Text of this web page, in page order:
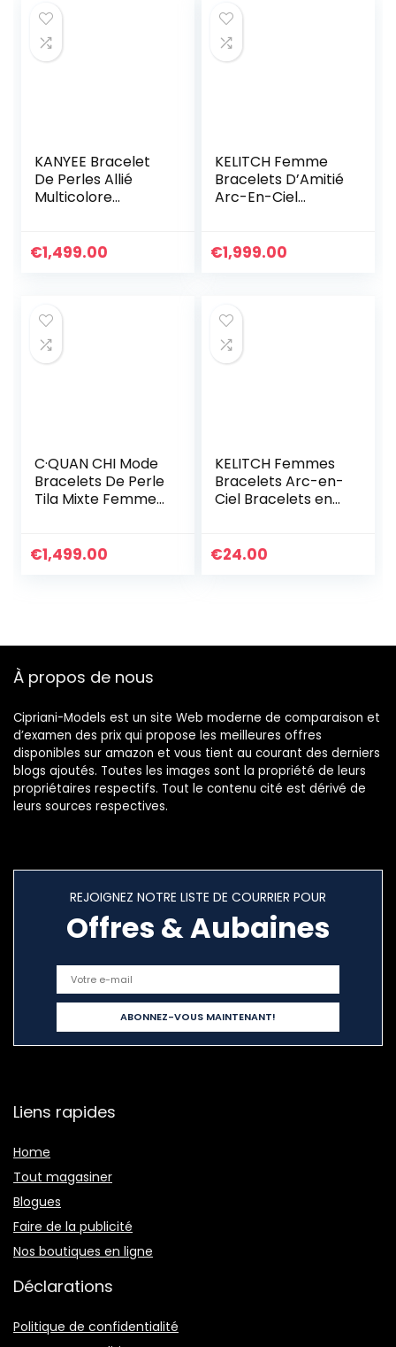
Personnalisé
Graduation
Cadeaux
KANYEE Bracelet
De Perles Allié
Multicolore
Fait A La Main pour
€1,499.00
KELITCH Femme
Bracelets D’Amitié
Arc-En-Ciel
Main Bracelets
€1,999.00
C·QUAN CHI Mode
Bracelets De Perle
Tila Mixte Femmes
Bracelets Bons
€1,499.00
KELITCH Femmes
Bracelets Arc-en-
Ciel Bracelets en
Colorés Fait À La
€24.00
À propos de nous
Cipriani-Models est un site Web moderne de comparaison et
d’examen des prix qui propose les meilleures offres
disponibles sur amazon et vous tient au courant des derniers
blogs ajoutés. Toutes les images sont la propriété de leurs
propriétaires respectifs. Tout le contenu cité est dérivé de
leurs sources respectives.
REJOIGNEZ NOTRE LISTE DE COURRIER POUR
Offres & Aubaines
Liens rapides
Home
Tout magasiner
Blogues
Faire de la publicité
Nos boutiques en ligne
Déclarations
Politique de confidentialité